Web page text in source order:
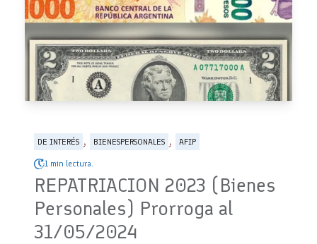
DE INTERÉS , BIENESPERSONALES , AFIP
1 min lectura.
REPATRIACION 2023 (Bienes
Personales) Prorroga al
31/05/2024